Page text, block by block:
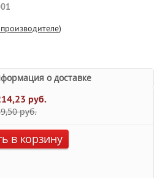
)
о доставке
руб.
руб.
в корзину